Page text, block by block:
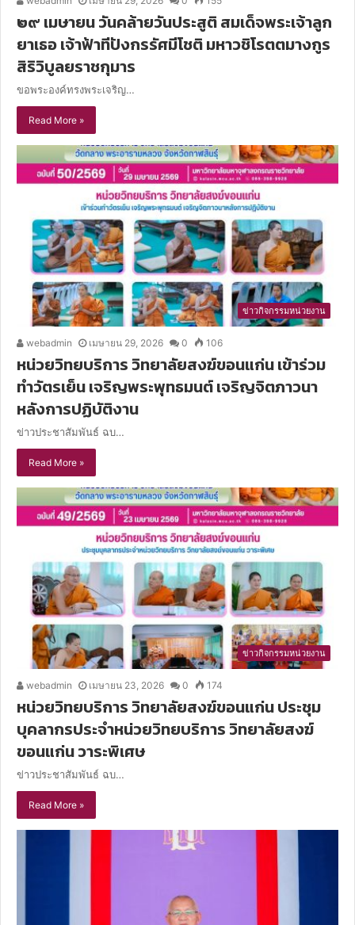
๒๙ เมษายน วันคล้ายวันประสูติ สมเด็จพระเจ้าลูก
ยาเธอ เจ้าฟ้าทีปังกรรัศมีโชติ มหาวชิโรตตมางกูร
สิริวิบูลยราชกุมาร
ขอพระองค์ทรงพระเจริญ…
Read More »
ข่าวกิจกรรมหน่วยงาน
webadmin เมษายน 29, 2026 0 106
หน่วยวิทยบริการ วิทยาลัยสงฆ์ขอนแก่น เข้าร่วม
ทำวัตรเย็น เจริญพระพุทธมนต์ เจริญจิตภาวนา
หลังการปฏิบัติงาน
ข่าวประชาสัมพันธ์ ฉบ…
Read More »
ข่าวกิจกรรมหน่วยงาน
webadmin เมษายน 23, 2026 0 174
หน่วยวิทยบริการ วิทยาลัยสงฆ์ขอนแก่น ประชุม
บุคลากรประจำหน่วยวิทยบริการ วิทยาลัยสงฆ์
ขอนแก่น วาระพิเศษ
ข่าวประชาสัมพันธ์ ฉบ…
Read More »